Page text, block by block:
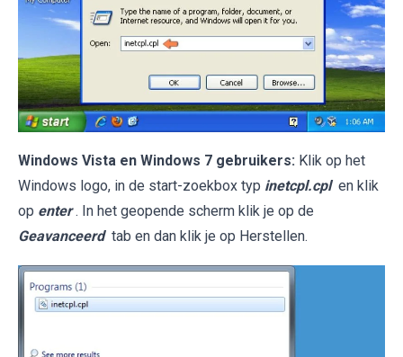
Windows Vista en Windows 7 gebruikers: Klik op het
Windows logo, in de start-zoekbox typ inetcpl.cpl en klik
op enter . In het geopende scherm klik je op de
Geavanceerd tab en dan klik je op Herstellen.